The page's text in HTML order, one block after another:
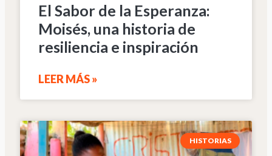
El Sabor de la Esperanza:
Moisés, una historia de
resiliencia e inspiración
LEER MÁS »
HISTORIAS